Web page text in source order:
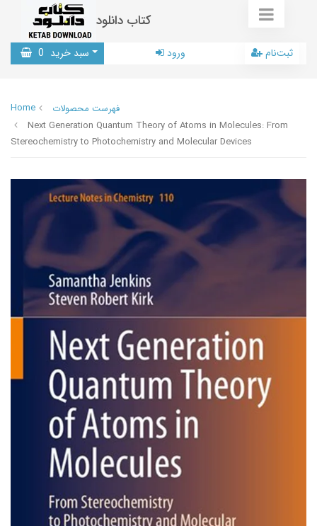
کتاب دانلود
سبد خرید 0 ورود ثبت‌نام
Home
فهرست محصولات
Next Generation Quantum Theory of Atoms in Molecules: From
Stereochemistry to Photochemistry and Molecular Devices